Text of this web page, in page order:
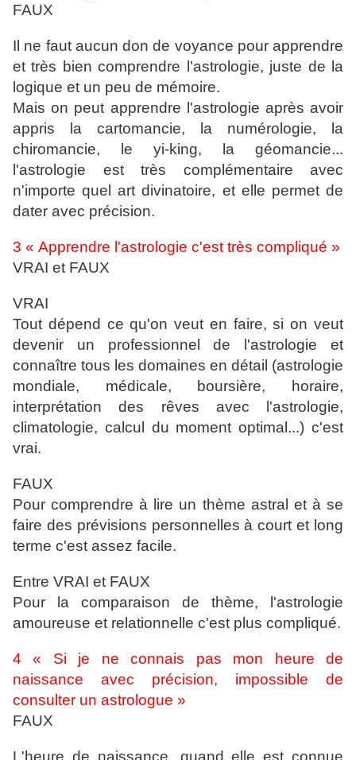
FAUX
Il ne faut aucun don de voyance pour apprendre
et très bien comprendre l'astrologie, juste de la
logique et un peu de mémoire.
Mais on peut apprendre l'astrologie après avoir
appris la cartomancie, la numérologie, la
chiromancie, le yi-king, la géomancie...
l'astrologie est très complémentaire avec
n'importe quel art divinatoire, et elle permet de
dater avec précision.
3 « Apprendre l'astrologie c'est très compliqué »
VRAI et FAUX
VRAI
Tout dépend ce qu'on veut en faire, si on veut
devenir un professionnel de l'astrologie et
connaître tous les domaines en détail (astrologie
mondiale, médicale, boursière, horaire,
interprétation des rêves avec l'astrologie,
climatologie, calcul du moment optimal...) c'est
vrai.
FAUX
Pour comprendre à lire un thème astral et à se
faire des prévisions personnelles à court et long
terme c'est assez facile.
Entre VRAI et FAUX
Pour la comparaison de thème, l'astrologie
amoureuse et relationnelle c'est plus compliqué.
4 « Si je ne connais pas mon heure de
naissance avec précision, impossible de
consulter un astrologue »
FAUX
L'heure de naissance, quand elle est connue